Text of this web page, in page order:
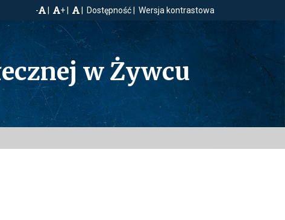
- + Dostępność Wersja kontrastowa
w Żywcu